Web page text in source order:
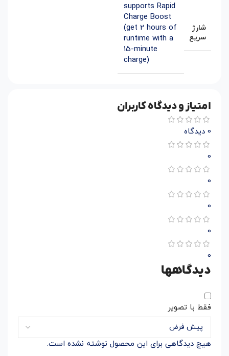
شارژ
سریع
supports Rapid
Charge Boost
(get 2 hours of
runtime with a
15-minute
charge)
امتیاز و دیدگاه کاربران
0 دیدگاه
0
0
0
0
0
دیدگاهها
فقط با تصویر
هیچ دیدگاهی برای این محصول نوشته نشده است.